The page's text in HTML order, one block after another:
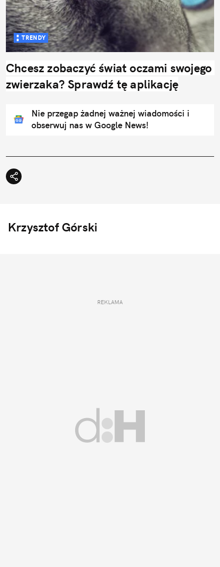
TRENDY
Chcesz zobaczyć świat oczami swojego
zwierzaka? Sprawdź tę aplikację
Nie przegap żadnej ważnej wiadomości i
obserwuj nas w Google News!
Krzysztof Górski
REKLAMA